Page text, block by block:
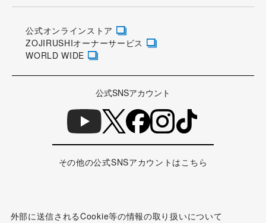
その他の公式SNSアカウントはこちら
外部に送信されるCookie等の情報の取り扱いについて
個人情報について
ウェブサイトのご利用にあたって
お取引先様専用サイト
Copyright © ZOJIRUSHI CORPORATION. All Rights Reserved.